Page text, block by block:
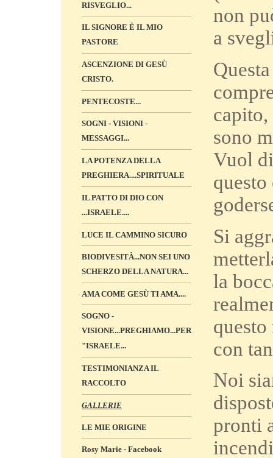
RISVEGLIO...
IL SIGNORE È IL MIO
PASTORE
ASCENZIONE DI GESÙ
CRISTO.
PENTECOSTE...
SOGNI - VISIONI -
MESSAGGI...
LA POTENZA DELLA
PREGHIERA....SPIRITUALE
IL PATTO DI DIO CON
...ISRAELE....
LUCE IL CAMMINO SICURO
BIODIVESITÀ...NON SEI UNO
SCHERZO DELLA NATURA...
AMA COME GESÙ TI AMA....
SOGNO -
VISIONE...PREGHIAMO...PER
"ISRAELE...
TESTIMONIANZA IL
RACCOLTO
GALLERIE
LE MIE ORIGINE
Rosy Marie - Facebook
non
a
sono
Vuol
Si
la
con
Noi
pronti